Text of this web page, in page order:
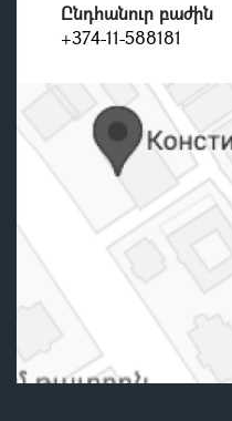
Ընդհանուր բաժին
+374-11-588181